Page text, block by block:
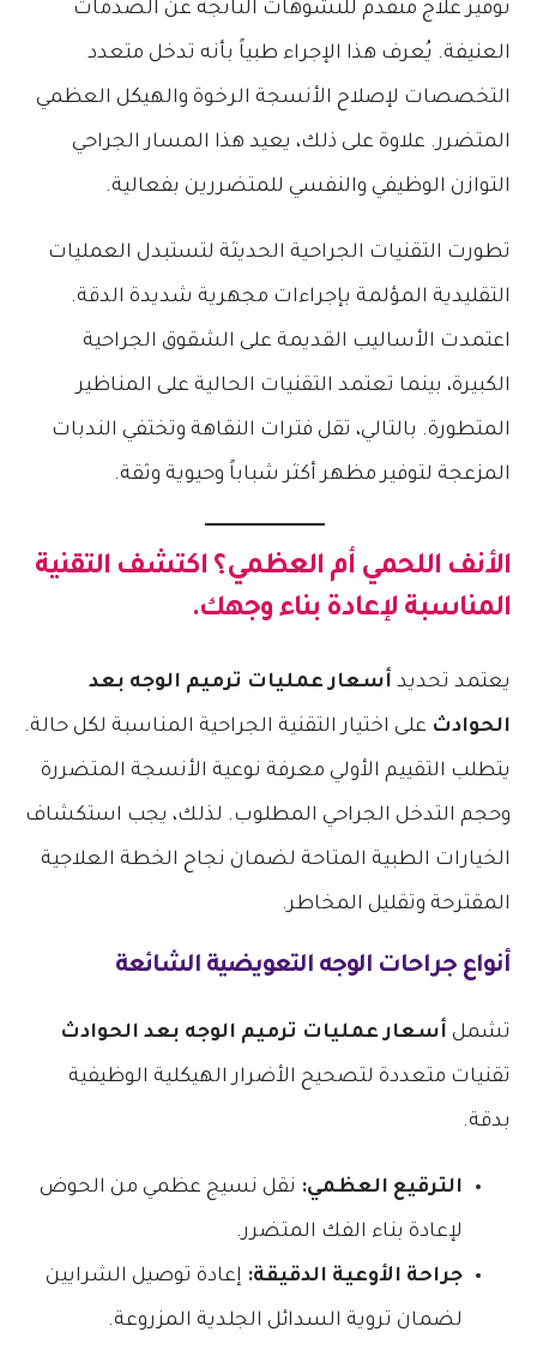
توفير علاج متقدم للتشوهات الناتجة عن الصدمات
العنيفة. يُعرف هذا الإجراء طبياً بأنه تدخل متعدد
التخصصات لإصلاح الأنسجة الرخوة والهيكل العظمي
المتضرر. علاوة على ذلك، يعيد هذا المسار الجراحي
التوازن الوظيفي والنفسي للمتضررين بفعالية.
تطورت التقنيات الجراحية الحديثة لتستبدل العمليات
التقليدية المؤلمة بإجراءات مجهرية شديدة الدقة.
اعتمدت الأساليب القديمة على الشقوق الجراحية
الكبيرة، بينما تعتمد التقنيات الحالية على المناظير
المتطورة. بالتالي، تقل فترات النقاهة وتختفي الندبات
المزعجة لتوفير مظهر أكثر شباباً وحيوية وثقة.
الأنف اللحمي أم العظمي؟ اكتشف التقنية
المناسبة لإعادة بناء وجهك.
يعتمد تحديد أسعار عمليات ترميم الوجه بعد
الحوادث على اختيار التقنية الجراحية المناسبة لكل حالة.
يتطلب التقييم الأولي معرفة نوعية الأنسجة المتضررة
وحجم التدخل الجراحي المطلوب. لذلك، يجب استكشاف
الخيارات الطبية المتاحة لضمان نجاح الخطة العلاجية
المقترحة وتقليل المخاطر.
أنواع جراحات الوجه التعويضية الشائعة
تشمل أسعار عمليات ترميم الوجه بعد الحوادث
تقنيات متعددة لتصحيح الأضرار الهيكلية الوظيفية
بدقة.
الترقيع العظمي: نقل نسيج عظمي من الحوض
لإعادة بناء الفك المتضرر.
جراحة الأوعية الدقيقة: إعادة توصيل الشرايين
لضمان تروية السدائل الجلدية المزروعة.